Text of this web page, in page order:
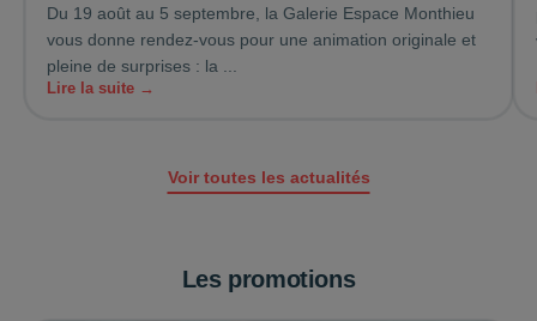
Du 19 août au 5 septembre, la Galerie Espace Monthieu
vous donne rendez-vous pour une animation originale et
pleine de surprises : la ...
Lire la suite →
Voir toutes les actualités
Les promotions